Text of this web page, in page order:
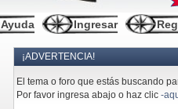
Ayuda Ingresar
¡ADVERTENCIA!
El tema o foro que estás buscando
Por favor ingresa abajo o haz clic-